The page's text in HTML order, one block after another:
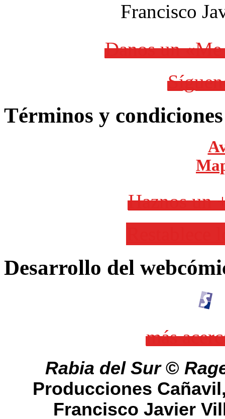
Francisco
Danos un
Términos y condiciones
Haznos un
Desarrollo del
más
Rabia del Sur©
Producciones
Francisco Javier